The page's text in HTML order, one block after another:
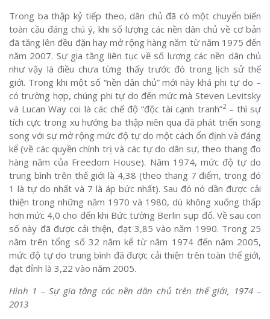
Trong ba thập kỷ tiếp theo, dân chủ đã có một chuyển biến
toàn cầu đáng chú ý, khi số lượng các nền dân chủ về cơ bản
đã tăng lên đều đặn hay mở rộng hàng năm từ năm 1975 đến
năm 2007. Sự gia tăng liên tục về số lượng các nền dân chủ
như vậy là điều chưa từng thấy trước đó trong lịch sử thế
giới. Trong khi một số “nền dân chủ” mới này khá phi tự do –
có trường hợp, chúng phi tự do đến mức mà Steven Levitsky
và Lucan Way coi là các chế độ “độc tài cạnh tranh”2– thì sự
tích cực trong xu hướng ba thập niên qua đã phát triển song
song với sự mở rộng mức độ tự do một cách ổn định và đáng
kể (về các quyền chính trị và các tự do dân sự, theo thang đo
hàng năm của Freedom House). Năm 1974, mức độ tự do
trung bình trên thế giới là 4,38 (theo thang 7 điểm, trong đó
1 là tự do nhất và 7 là áp bức nhất). Sau đó nó dần được cải
thiện trong những năm 1970 và 1980, dù không xuống thấp
hơn mức 4,0 cho đến khi Bức tường Berlin sụp đổ. Về sau con
số này đã được cải thiện, đạt 3,85 vào năm 1990. Trong 25
năm trên tổng số 32 năm kể từ năm 1974 đến năm 2005,
mức độ tự do trung bình đã được cải thiện trên toàn thế giới,
đạt đỉnh là 3,22 vào năm 2005.
Hình 1 – Sự gia tăng các nền dân chủ trên thế giới, 1974 –
2013